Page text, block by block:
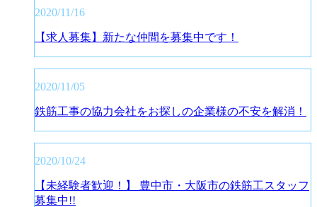
2020/11/16
【求人募集】新たな仲間を募集中です！
2020/11/05
鉄筋工事の協力会社をお探しの企業様の不安を解消！
2020/10/24
【未経験者歓迎！】 豊中市・大阪市の鉄筋工スタッフ
募集中!!